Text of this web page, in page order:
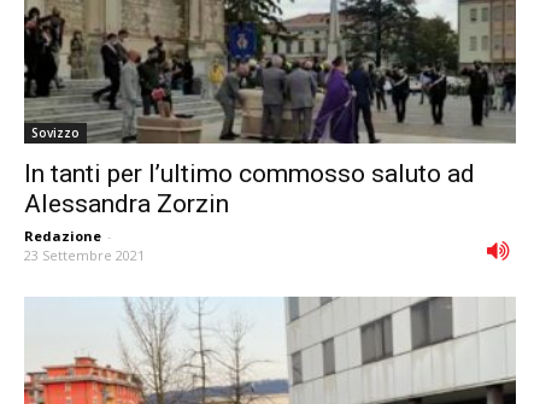
Sovizzo
In tanti per l’ultimo commosso saluto ad
Alessandra Zorzin
Redazione -
23 Settembre 2021